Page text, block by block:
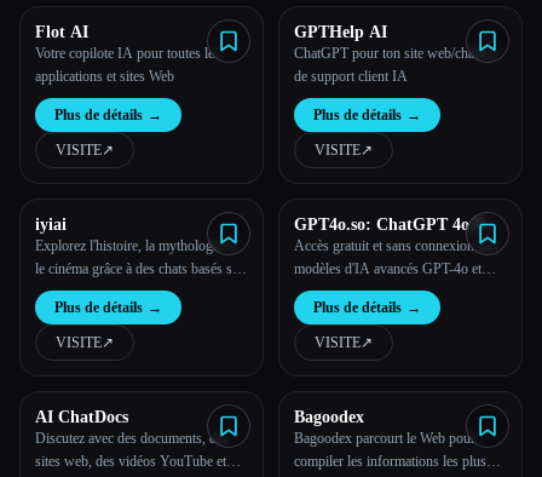
Flot AI
Votre copilote IA pour toutes les
applications et sites Web
Plus de détails →
VISITE↗︎
GPTHelp AI
ChatGPT pour ton site web/chatbot
de support client IA
Plus de détails →
VISITE↗︎
iyiai
Explorez l'histoire, la mythologie et
le cinéma grâce à des chats basés sur
l'IA.
Plus de détails →
VISITE↗︎
GPT4o.so: ChatGPT 4o Free
Online
Accès gratuit et sans connexion aux
modèles d'IA avancés GPT-4o et
ChatGPT.
Plus de détails →
VISITE↗︎
AI ChatDocs
Discutez avec des documents, des
sites web, des vidéos YouTube et
Bagoodex
Bagoodex parcourt le Web pour
compiler les informations les plus